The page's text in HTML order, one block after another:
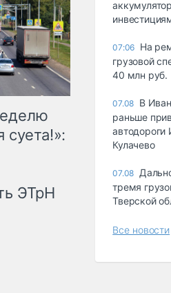
суета!»:
ЭТрН
07:06 На
грузовой
40 млн руб.
07.08 В
раньше
автодороги
Кулачево
07.08
тремя
Тверской
Все новости